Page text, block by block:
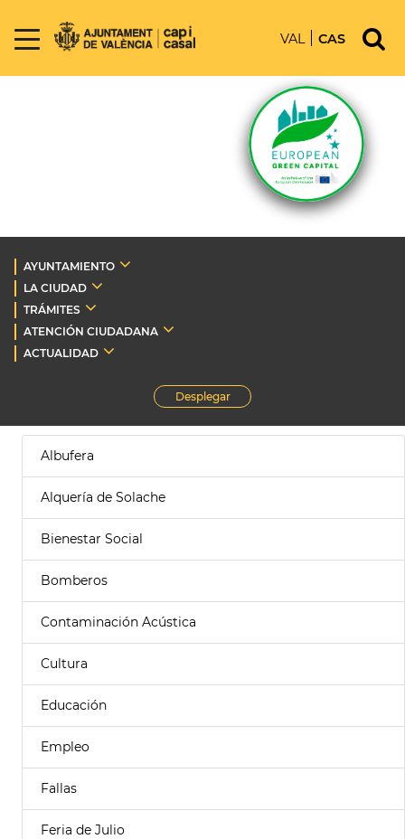
VAL CAS
AYUNTAMIENTO
LA CIUDAD
TRÁMITES
ATENCIÓN CIUDADANA
ACTUALIDAD
Desplegar
Albufera
Alquería de Solache
Bienestar Social
Bomberos
Contaminación Acústica
Cultura
Educación
Empleo
Fallas
Feria de Julio